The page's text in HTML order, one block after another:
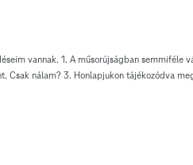
vannak. 1. A műsorújságban
Csak nálam? 3. Honlapjukon tájékozódva
box és a router újraindításán, mi egyebet